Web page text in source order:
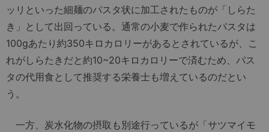
ッリといった細麺のパスタ状に加工されたものが「しらた
き」として出回っている。通常の小麦で作られたパスタは
100gあたり約350キロカロリーがあるとされているが、こ
れがしらたきだと約10~20キロカロリーで済むため、パス
タの代用食として推奨する栄養士も増えているのだとい
う。
一方、炭水化物の摂取も別途行っているが「サツマイモ